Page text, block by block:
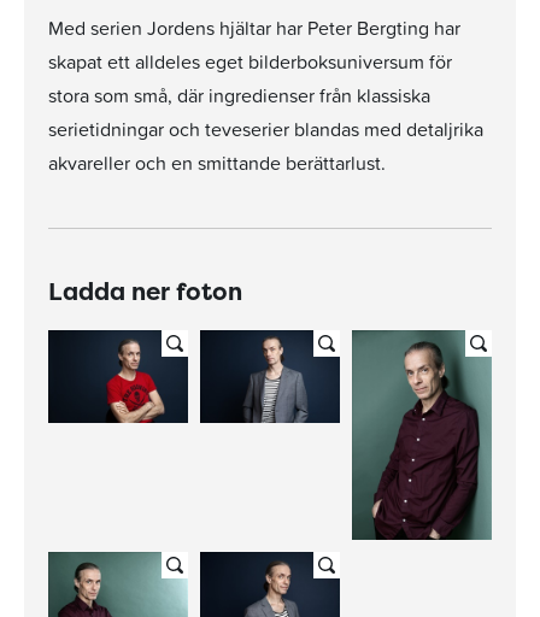
Med serien Jordens hjältar har Peter Bergting har
skapat ett alldeles eget bilderboksuniversum för
stora som små, där ingredienser från klassiska
serietidningar och teveserier blandas med detaljrika
akvareller och en smittande berättarlust.
Ladda ner foton